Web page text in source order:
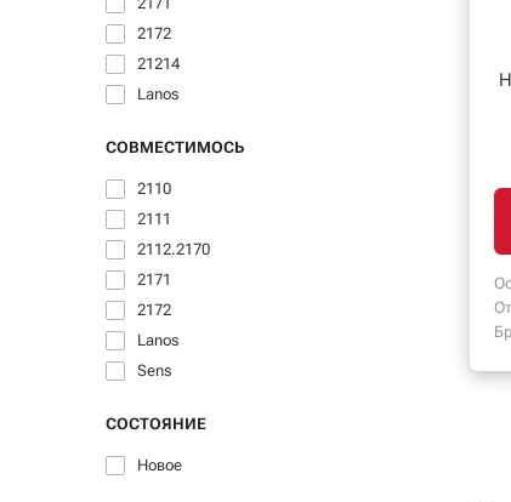
2172
21214
Lanos
СОВМЕСТИМОСЬ
2110
2111
2112.2170
2171
2172
Lanos
Sens
СОСТОЯНИЕ
Новое